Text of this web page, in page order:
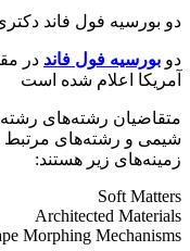
دو بورسیه فول فاند
دو بورسیه فول فاند در
آمریکا اعلام شده است
متقاضیان رشته‌های
شیمی و رشته‌های مرتبط
زمینه‌های زیر هستند:
Soft Matters
Architected Materials
Morphing Mechanisms